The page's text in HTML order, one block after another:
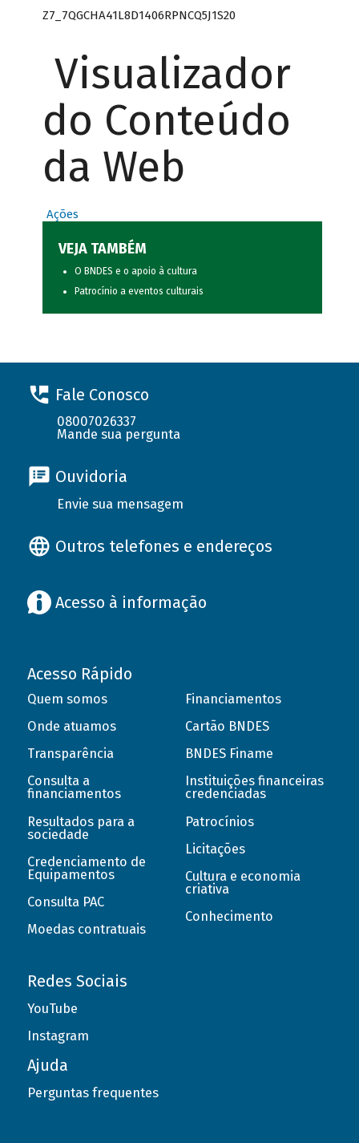
Z7_7QGCHA41L8D1406RPNCQ5J1S20
Visualizador
do Conteúdo
da Web
Ações
VEJA TAMBÉM
O BNDES e o apoio à cultura
Patrocínio a eventos culturais
Fale Conosco
08007026337
Mande sua pergunta
Ouvidoria
Envie sua mensagem
Outros telefones e endereços
Acesso à informação
Acesso Rápido
Quem somos
Onde atuamos
Transparência
Consulta a
financiamentos
Resultados para a
sociedade
Credenciamento de
Equipamentos
Consulta PAC
Moedas contratuais
Financiamentos
Cartão BNDES
BNDES Finame
Instituições financeiras
credenciadas
Patrocínios
Licitações
Cultura e economia
criativa
Conhecimento
Redes Sociais
YouTube
Instagram
Ajuda
Perguntas frequentes